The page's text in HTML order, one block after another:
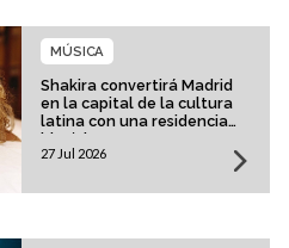
Shakira convertirá Madrid
en la capital de la cultura
latina con una residencia
histórica
MÚSICA
27 Jul 2026